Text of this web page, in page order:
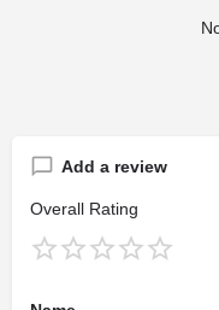
Add a review
Overall Rating